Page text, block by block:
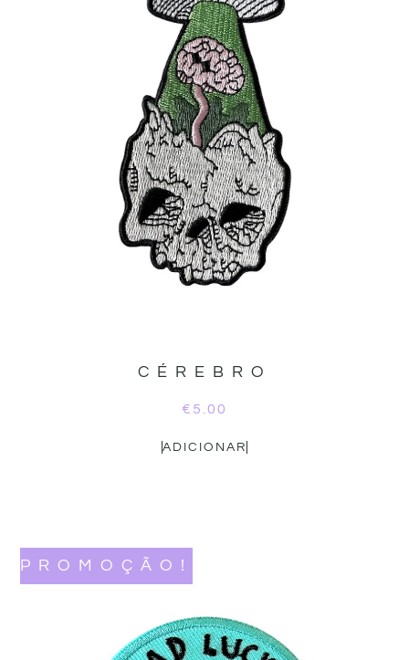
CÉREBRO
€ 5.00
ADICIONAR
PROMOÇÃO!